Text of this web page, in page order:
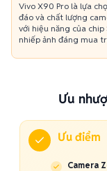
Vivo X90 Pro là lựa
đáo và chất lượng
với hiệu năng của
nhiếp ảnh đáng mua
Ưu
Ưu điểm
Camera